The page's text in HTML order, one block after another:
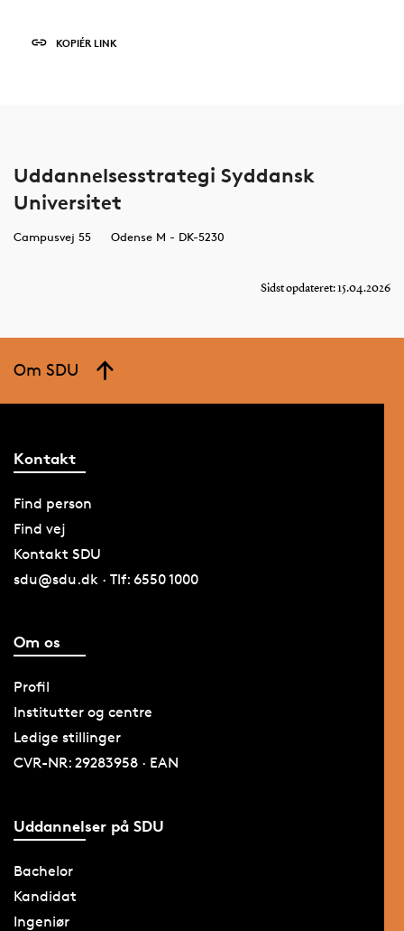
KOPIÉR LINK
Uddannelsesstrategi Syddansk
Universitet
Campusvej 55 Odense M - DK-5230
Sidst opdateret: 15.04.2026
Om SDU
Kontakt
Find person
Find vej
Kontakt SDU
sdu@sdu.dk · Tlf: 6550 1000
Om os
Profil
Institutter og centre
Ledige stillinger
CVR-NR: 29283958 · EAN
Uddannelser på SDU
Bachelor
Kandidat
Ingeniør